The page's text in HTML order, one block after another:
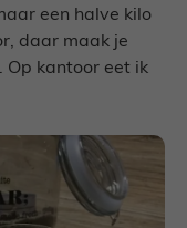
een halve kilo
daar maak je
Op kantoor eet ik